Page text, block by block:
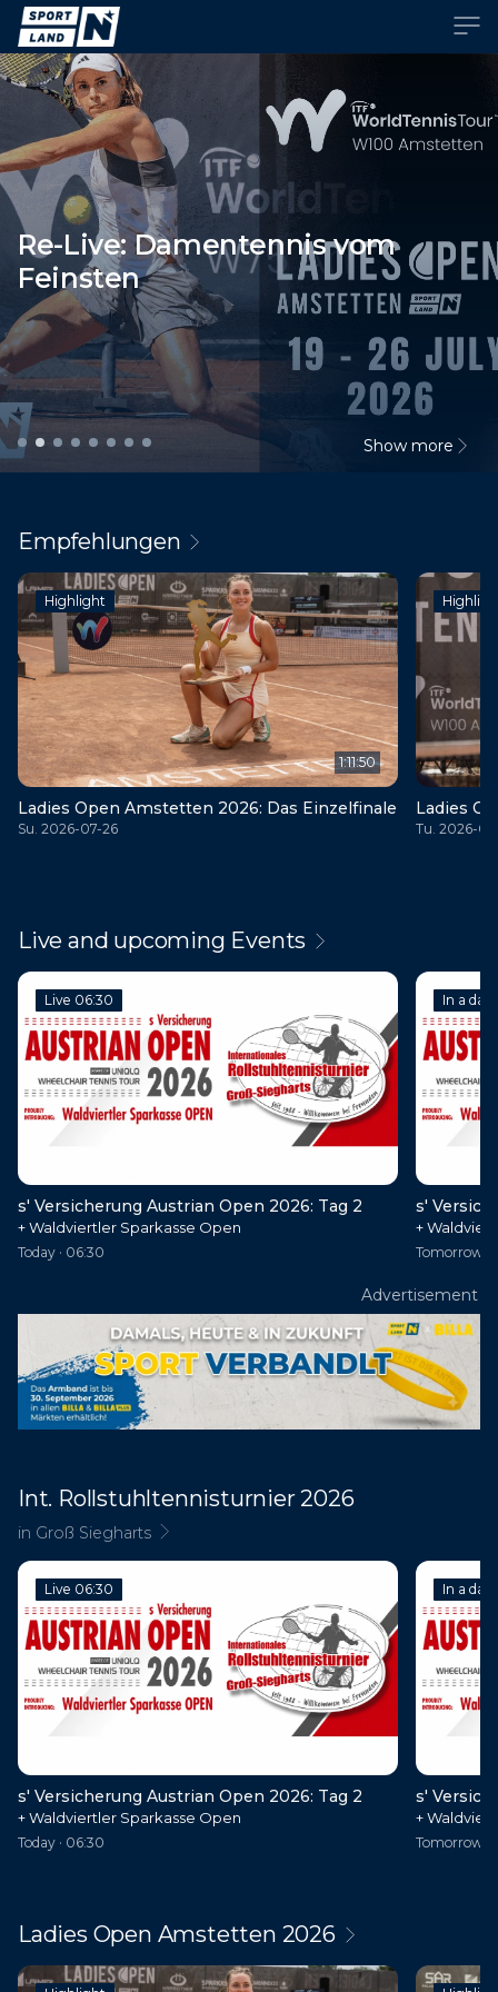
Home
Programm
Video Center
Re-Live: Damentennis vom
Feinsten
Show more
Empfehlungen
Highlight
1:11:50
Ladies Open Amstetten 2026: Das Einzelfinale
Su. 2026-07-26
Ladies
Tu. 2026-
Live and upcoming Events
Live 06:30
s' Versicherung Austrian Open 2026: Tag 2
+ Waldviertler Sparkasse Open
Today · 06:30
In a day
s'
+
Tomorrow ·
Int. Rollstuhltennisturnier 2026
in Groß Siegharts
Live 06:30
s' Versicherung Austrian Open 2026: Tag 2
+ Waldviertler Sparkasse Open
Today · 06:30
In a day
s'
+
Tomorrow ·
Ladies Open Amstetten 2026